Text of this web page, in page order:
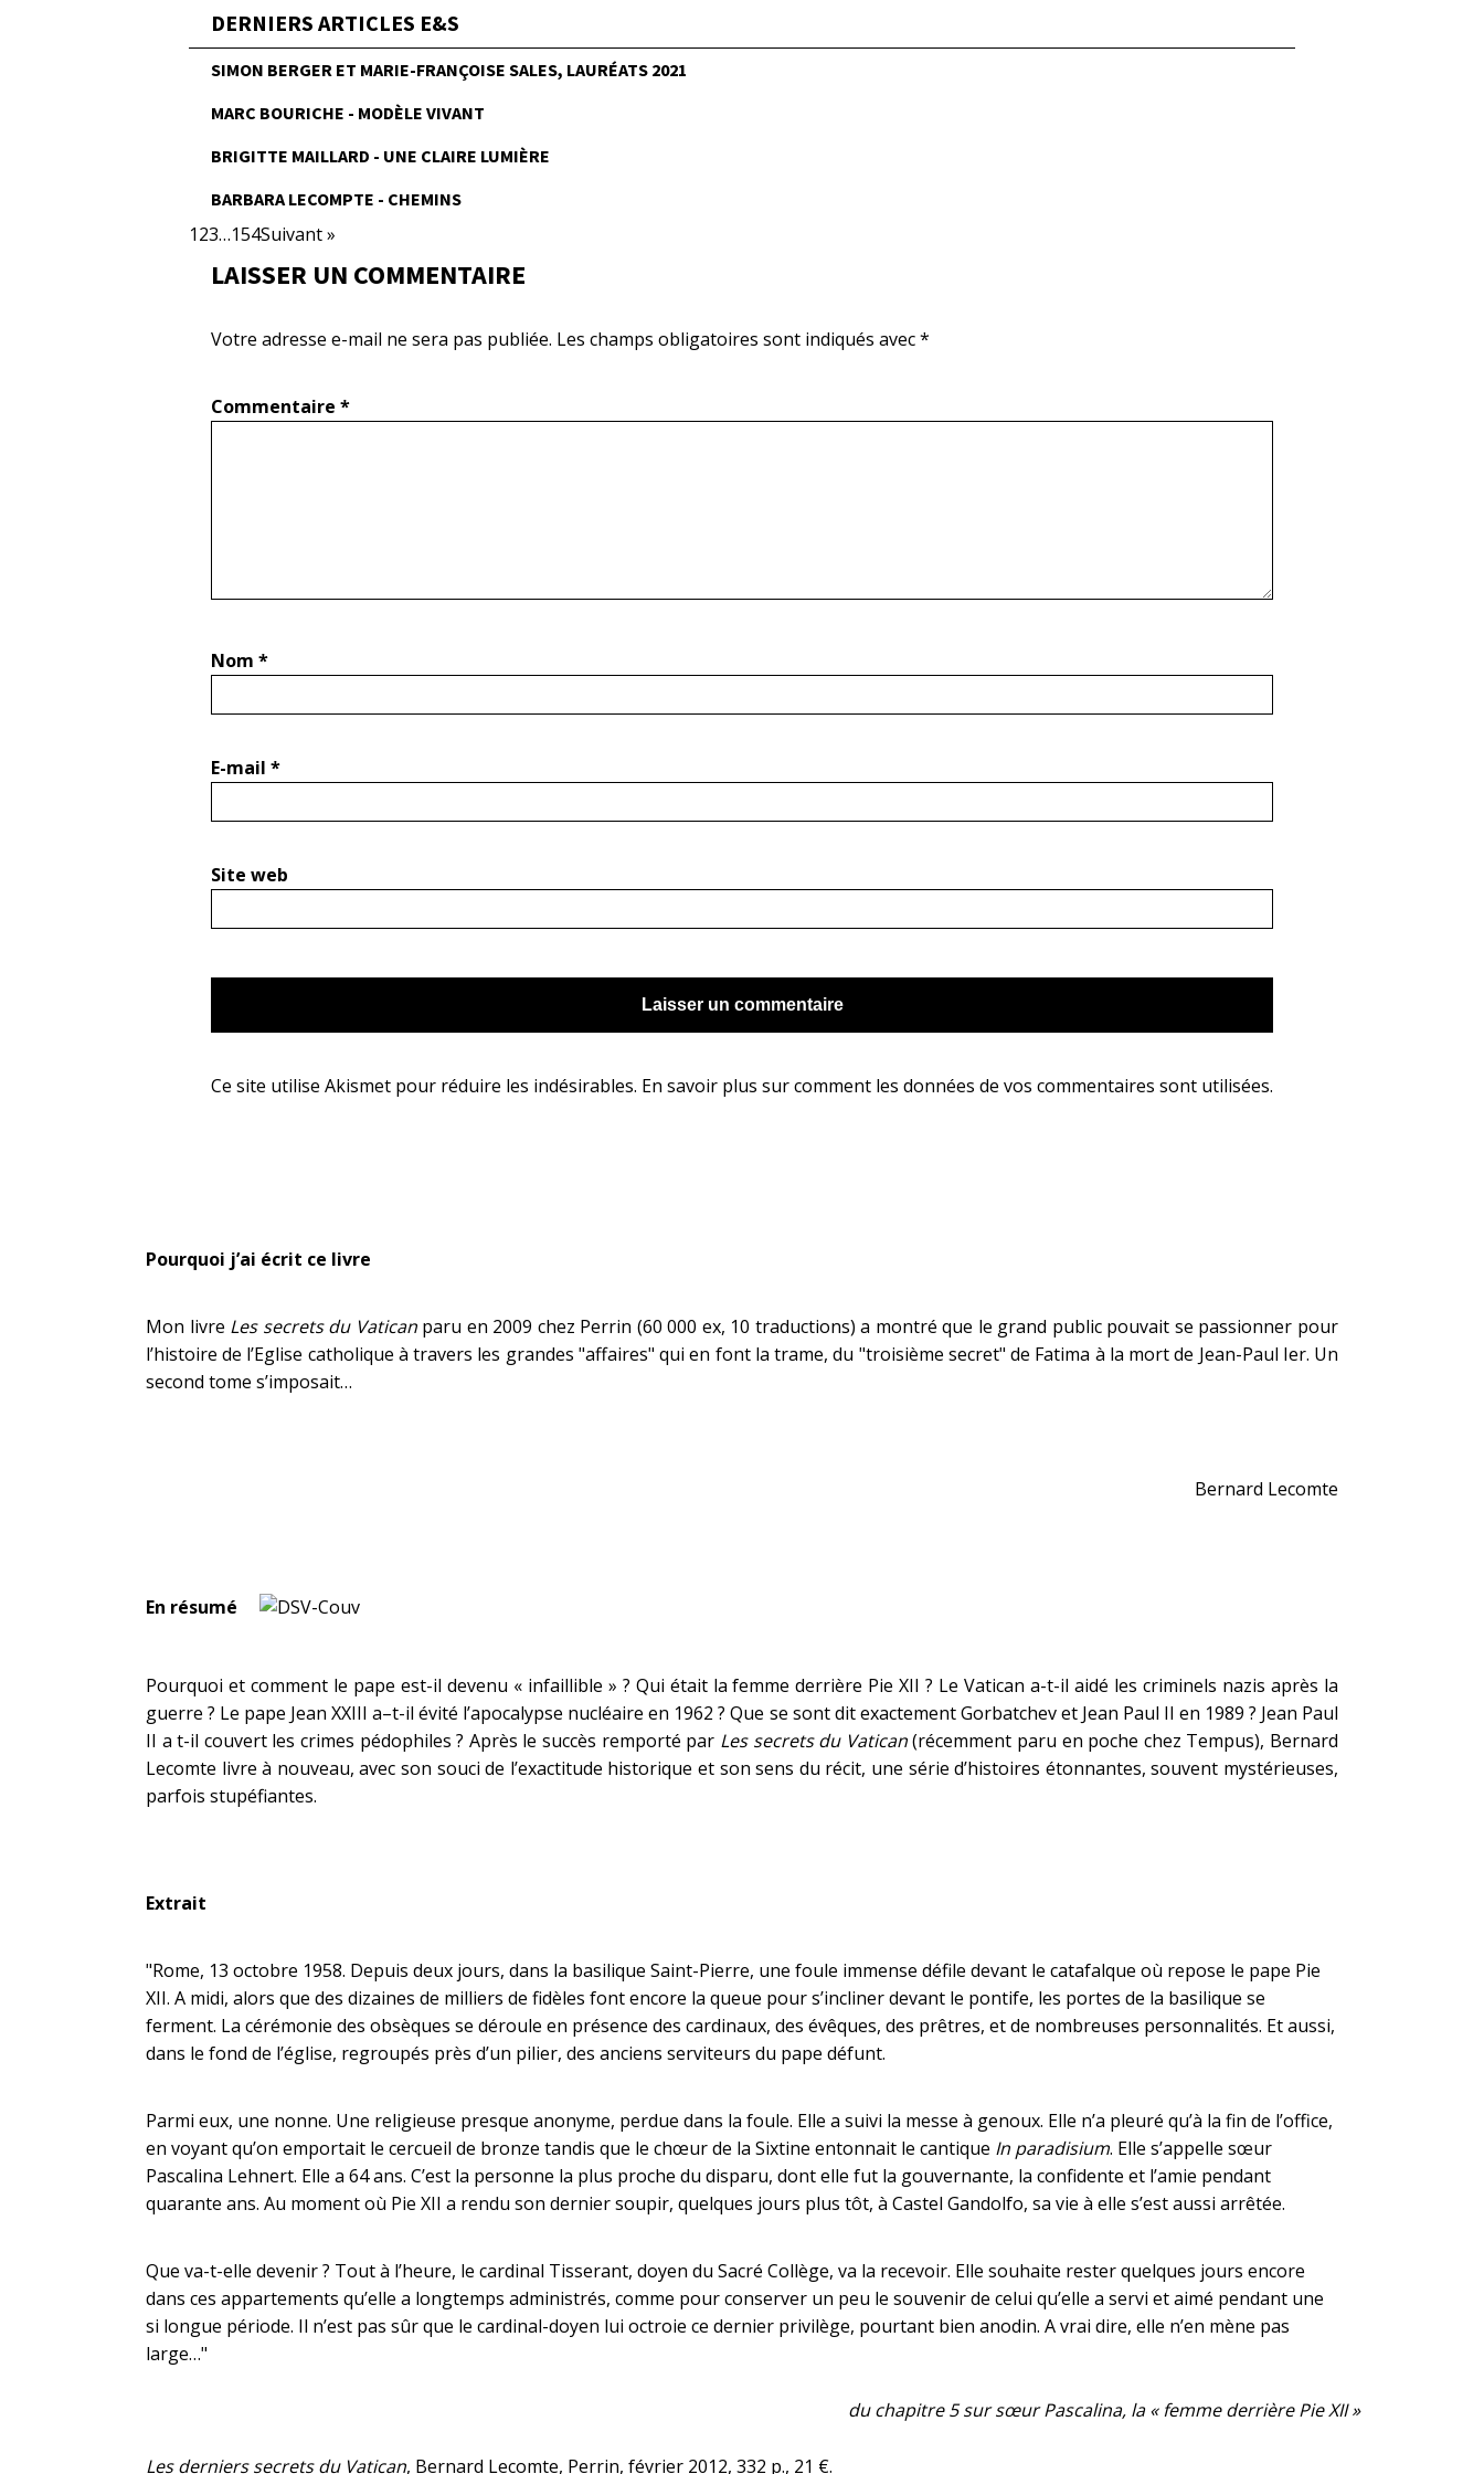
DERNIERS ARTICLES E&S
SIMON BERGER ET MARIE-FRANÇOISE SALES, LAURÉATS 2021
MARC BOURICHE - MODÈLE VIVANT
BRIGITTE MAILLARD - UNE CLAIRE LUMIÈRE
BARBARA LECOMPTE - CHEMINS
123…154Suivant »
LAISSER UN COMMENTAIRE
Votre adresse e-mail ne sera pas publiée. Les champs obligatoires sont indiqués avec*
Commentaire *
Nom *
E-mail *
Site web
Ce site utilise Akismet pour réduire les indésirables. En savoir plus sur comment les données de vos commentaires sont utilisées.
Pourquoi j’ai écrit ce livre
Mon livre Les secrets du Vaticanparu en 2009 chez Perrin (60 000 ex, 10 traductions) a montré que le grand public pouvait se passionner pour
l’histoire de l’Eglise catholique à travers les grandes "affaires" qui en font la trame, du "troisième secret" de Fatima à la mort de Jean-Paul Ier. Un
second tome s’imposait…
Bernard Lecomte
En résumé
Pourquoi et comment le pape est-il devenu « infaillible » ? Qui était la femme derrière Pie XII ? Le Vatican a-t-il aidé les criminels nazis après la
guerre ? Le pape Jean XXIII a–t-il évité l’apocalypse nucléaire en 1962 ? Que se sont dit exactement Gorbatchev et Jean Paul II en 1989 ? Jean Paul
II a t-il couvert les crimes pédophiles ? Après le succès remporté par Les secrets du Vatican (récemment paru en poche chez Tempus), Bernard
Lecomte livre à nouveau, avec son souci de l’exactitude historique et son sens du récit, une série d’histoires étonnantes, souvent mystérieuses,
parfois stupéfiantes.
Extrait
"Rome, 13 octobre 1958. Depuis deux jours, dans la basilique Saint-Pierre, une foule immense défile devant le catafalque où repose le pape Pie
XII. A midi, alors que des dizaines de milliers de fidèles font encore la queue pour s’incliner devant le pontife, les portes de la basilique se
ferment. La cérémonie des obsèques se déroule en présence des cardinaux, des évêques, des prêtres, et de nombreuses personnalités. Et aussi,
dans le fond de l’église, regroupés près d’un pilier, des anciens serviteurs du pape défunt.
Parmi eux, une nonne. Une religieuse presque anonyme, perdue dans la foule. Elle a suivi la messe à genoux. Elle n’a pleuré qu’à la fin de l’office,
en voyant qu’on emportait le cercueil de bronze tandis que le chœur de la Sixtine entonnait le cantique In paradisium. Elle s’appelle sœur
Pascalina Lehnert. Elle a 64 ans. C’est la personne la plus proche du disparu, dont elle fut la gouvernante, la confidente et l’amie pendant
quarante ans. Au moment où Pie XII a rendu son dernier soupir, quelques jours plus tôt, à Castel Gandolfo, sa vie à elle s’est aussi arrêtée.
Que va-t-elle devenir ? Tout à l’heure, le cardinal Tisserant, doyen du Sacré Collège, va la recevoir. Elle souhaite rester quelques jours encore
dans ces appartements qu’elle a longtemps administrés, comme pour conserver un peu le souvenir de celui qu’elle a servi et aimé pendant une
si longue période. Il n’est pas sûr que le cardinal-doyen lui octroie ce dernier privilège, pourtant bien anodin. A vrai dire, elle n’en mène pas
large…"
du chapitre 5 sur sœur Pascalina, la « femme derrière Pie XII »
Les derniers secrets du Vatican, Bernard Lecomte, Perrin, février 2012, 332 p., 21 €.